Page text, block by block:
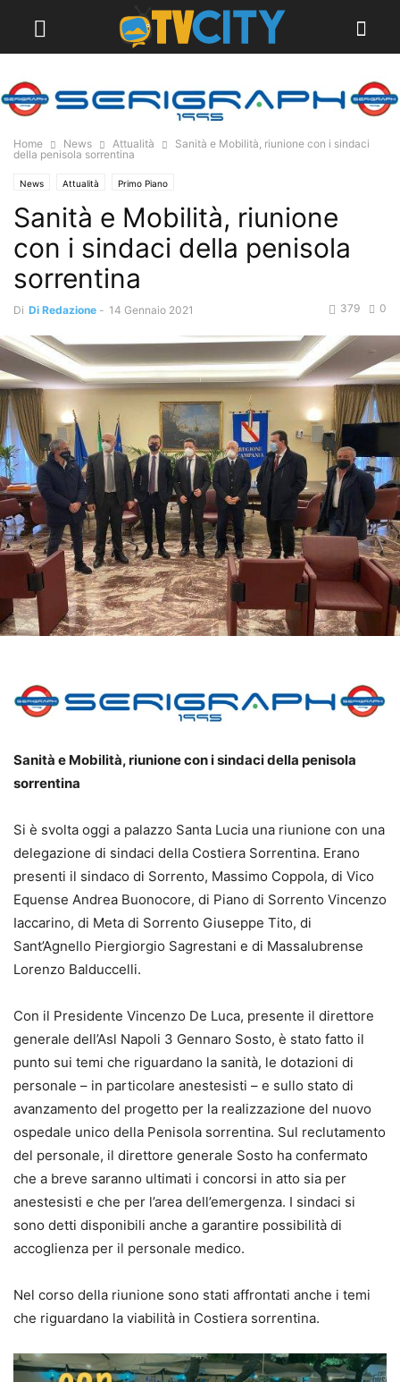
Home News Attualità
Sanità e Mobilità, riunione con i sindaci
della penisola sorrentina
News Attualità Primo Piano
Sanità e Mobilità, riunione
con i sindaci della penisola
sorrentina
Di Di Redazione - 14 Gennaio 2021 0
379
Sanità e Mobilità, riunione con i sindaci della penisola
sorrentina
Si è svolta oggi a palazzo Santa Lucia una riunione con una
delegazione di sindaci della Costiera Sorrentina. Erano
presenti il sindaco di Sorrento, Massimo Coppola, di Vico
Equense Andrea Buonocore, di Piano di Sorrento Vincenzo
Iaccarino, di Meta di Sorrento Giuseppe Tito, di
Sant’Agnello Piergiorgio Sagrestani e di Massalubrense
Lorenzo Balduccelli.
Con il Presidente Vincenzo De Luca, presente il direttore
generale dell’Asl Napoli 3 Gennaro Sosto, è stato fatto il
punto sui temi che riguardano la sanità, le dotazioni di
personale – in particolare anestesisti – e sullo stato di
avanzamento del progetto per la realizzazione del nuovo
ospedale unico della Penisola sorrentina. Sul reclutamento
del personale, il direttore generale Sosto ha confermato
che a breve saranno ultimati i concorsi in atto sia per
anestesisti e che per l’area dell’emergenza. I sindaci si
sono detti disponibili anche a garantire possibilità di
accoglienza per il personale medico.
Nel corso della riunione sono stati affrontati anche i temi
che riguardano la viabilità in Costiera sorrentina.